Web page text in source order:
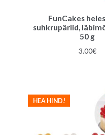
FunCakes
suhkrupärlid,
50 g
3.00€
HEA HIND!